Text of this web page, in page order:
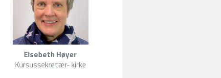
Elsebeth Høyer
Kursussekretær- kirke